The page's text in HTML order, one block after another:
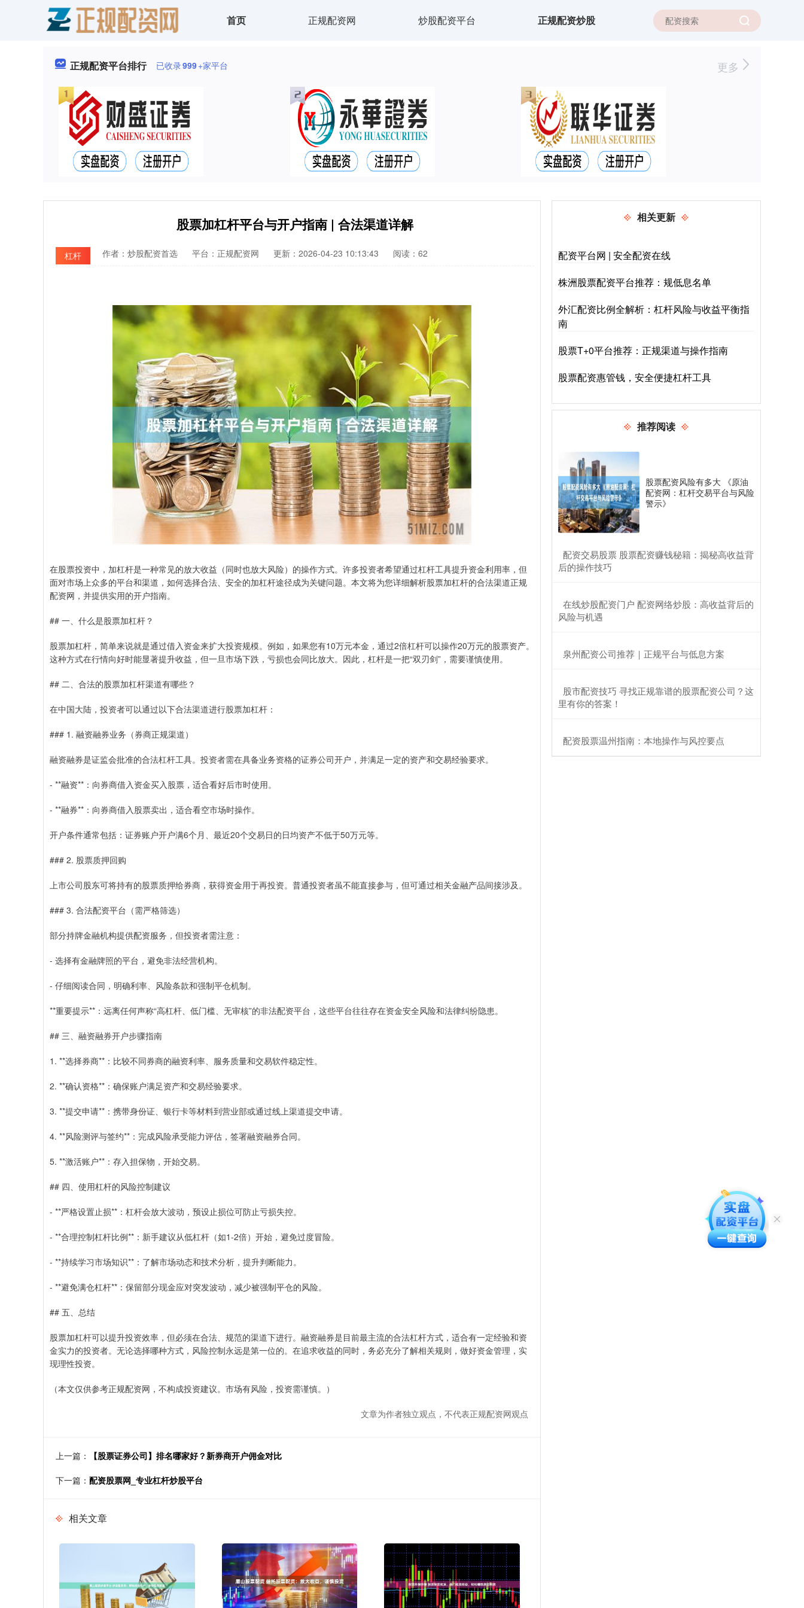
首页 正规配资网 炒股配资平台 正规配资炒股
正规配资平台排行 已收录999+家平台 更多
股票加杠杆平台与开户指南 | 合法渠道详解
杠杆 作者：炒股配资首选 平台：正规配资网 更新：2026-04-23 10:13:43 阅读：62
在股票投资中，加杠杆是一种常见的放大收益（同时也放大风险）的操作方式。许多投资者希望通过杠杆工具提升资金利用率，但
面对市场上众多的平台和渠道，如何选择合法、安全的加杠杆途径成为关键问题。本文将为您详细解析股票加杠杆的合法渠道正规
配资网，并提供实用的开户指南。
## 一、什么是股票加杠杆？
股票加杠杆，简单来说就是通过借入资金来扩大投资规模。例如，如果您有10万元本金，通过2倍杠杆可以操作20万元的股票资产。
这种方式在行情向好时能显著提升收益，但一旦市场下跌，亏损也会同比放大。因此，杠杆是一把“双刃剑”，需要谨慎使用。
## 二、合法的股票加杠杆渠道有哪些？
在中国大陆，投资者可以通过以下合法渠道进行股票加杠杆：
### 1. 融资融券业务（券商正规渠道）
融资融券是证监会批准的合法杠杆工具。投资者需在具备业务资格的证券公司开户，并满足一定的资产和交易经验要求。
- **融资**：向券商借入资金买入股票，适合看好后市时使用。
- **融券**：向券商借入股票卖出，适合看空市场时操作。
开户条件通常包括：证券账户开户满6个月、最近20个交易日的日均资产不低于50万元等。
### 2. 股票质押回购
上市公司股东可将持有的股票质押给券商，获得资金用于再投资。普通投资者虽不能直接参与，但可通过相关金融产品间接涉及。
### 3. 合法配资平台（需严格筛选）
部分持牌金融机构提供配资服务，但投资者需注意：
- 选择有金融牌照的平台，避免非法经营机构。
- 仔细阅读合同，明确利率、风险条款和强制平仓机制。
**重要提示**：远离任何声称“高杠杆、低门槛、无审核”的非法配资平台，这些平台往往存在资金安全风险和法律纠纷隐患。
## 三、融资融券开户步骤指南
1. **选择券商**：比较不同券商的融资利率、服务质量和交易软件稳定性。
2. **确认资格**：确保账户满足资产和交易经验要求。
3. **提交申请**：携带身份证、银行卡等材料到营业部或通过线上渠道提交申请。
4. **风险测评与签约**：完成风险承受能力评估，签署融资融券合同。
5. **激活账户**：存入担保物，开始交易。
## 四、使用杠杆的风险控制建议
- **严格设置止损**：杠杆会放大波动，预设止损位可防止亏损失控。
- **合理控制杠杆比例**：新手建议从低杠杆（如1-2倍）开始，避免过度冒险。
- **持续学习市场知识**：了解市场动态和技术分析，提升判断能力。
- **避免满仓杠杆**：保留部分现金应对突发波动，减少被强制平仓的风险。
## 五、总结
股票加杠杆可以提升投资效率，但必须在合法、规范的渠道下进行。融资融券是目前最主流的合法杠杆方式，适合有一定经验和资
金实力的投资者。无论选择哪种方式，风险控制永远是第一位的。在追求收益的同时，务必充分了解相关规则，做好资金管理，实
现理性投资。
（本文仅供参考正规配资网，不构成投资建议。市场有风险，投资需谨慎。）
文章为作者独立观点，不代表正规配资网观点
上一篇： 【股票证券公司】排名哪家好？新券商开户佣金对比
下一篇： 配资股票网_专业杠杆炒股平台
相关文章
相关更新
配资平台网 | 安全配资在线
株洲股票配资平台推荐：规低息名单
外汇配资比例全解析：杠杆风险与收益平衡指
南
股票T+0平台推荐：正规渠道与操作指南
股票配资惠管钱，安全便捷杠杆工具
推荐阅读
股票配资风险有多大 《原油
配资网：杠杆交易平台与风险
警示》
​配资交易股票 股票配资赚钱秘籍：揭秘高收益背
后的操作技巧
​在线炒股配资门户 配资网络炒股：高收益背后的
风险与机遇
​泉州配资公司推荐｜正规平台与低息方案
​股市配资技巧 寻找正规靠谱的股票配资公司？这
里有你的答案！
​配资股票温州指南：本地操作与风控要点